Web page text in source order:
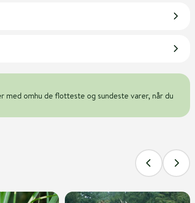
med omhu de flotteste og sundeste varer, når du